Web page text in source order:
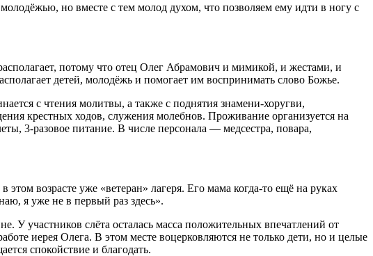
но вместе с тем молод духом, что позволяем ему идти в ногу с
потому что отец Олег Абрамович и мимикой, и жестами, и
детей, молодёжь и помогает им воспринимать слово Божье.
с чтения молитвы, а также с поднятия знамени-хоругви,
крестных ходов, служения молебнов. Проживание организуется на
3-разовое питание. В числе персонала — медсестра, повара,
возрасте уже «ветеран» лагеря. Его мама когда-то ещё на руках
я уже не в первый раз здесь».
У участников слёта осталась масса положительных впечатлений от
иерея Олега. В этом месте воцерковляются не только дети, но и целые
спокойствие и благодать.